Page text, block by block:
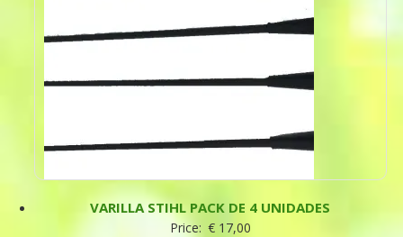
VARILLA STIHL PACK DE 4 UNIDADES
Price: €17,00